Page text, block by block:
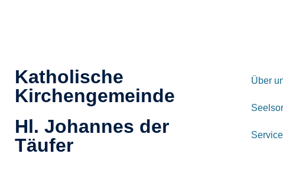
Katholische
Kirchengemeinde
Hl. Johannes der
Täufer
Über
Service